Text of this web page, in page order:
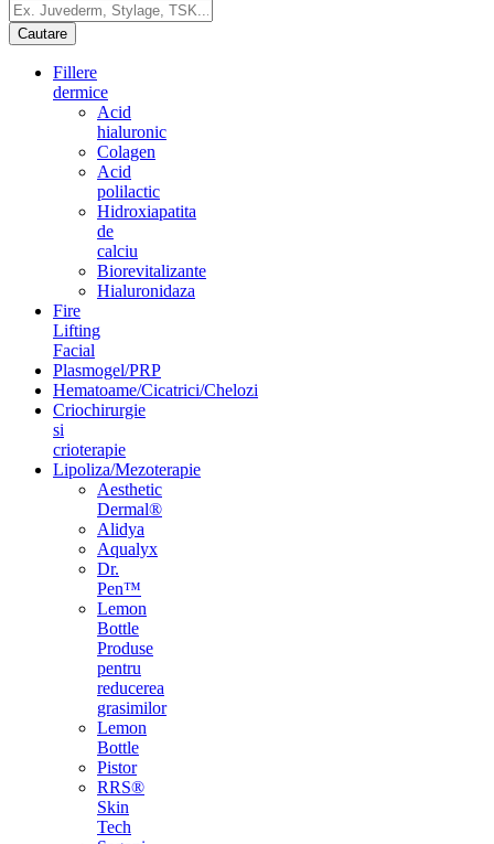
Fillere
dermice
Acid
hialuronic
Colagen
Acid
polilactic
Hidroxiapatita
de
calciu
Biorevitalizante
Hialuronidaza
Fire
Lifting
Facial
Plasmogel/PRP
Hematoame/Cicatrici/Chelozi
Criochirurgie
si
crioterapie
Lipoliza/Mezoterapie
Aesthetic
Dermal®
Alidya
Aqualyx
Dr.
Pen™
Lemon
Bottle
Produse
pentru
reducerea
grasimilor
Lemon
Bottle
Pistor
RRS®
Skin
Tech